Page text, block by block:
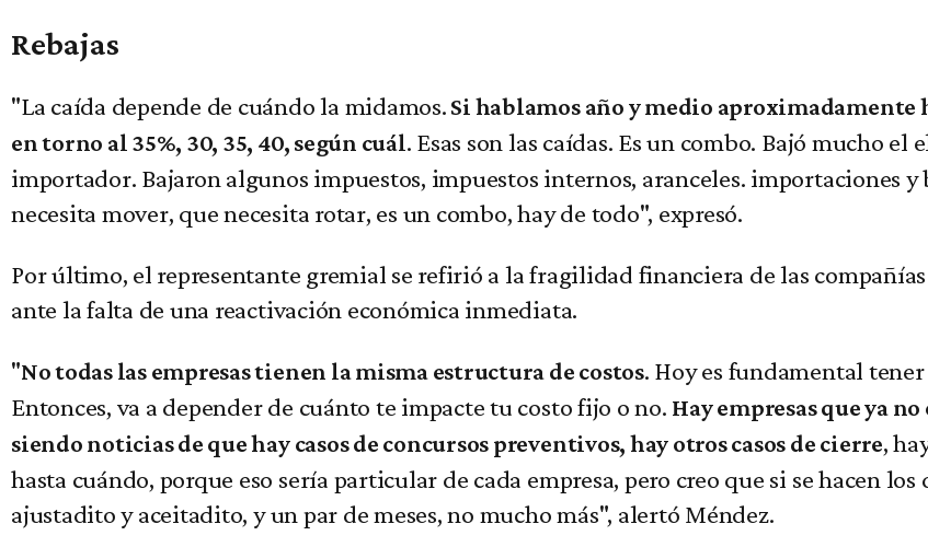
Rebajas
"La caída depende de cuándo la midamos. Si hablamos año y medio aproximadamente
en torno al 35%, 30, 35, 40, según cuál. Esas son las caídas. Es un combo. Bajó mucho
importador. Bajaron algunos impuestos, impuestos internos, aranceles. importaciones
necesita mover, que necesita rotar, es un combo, hay de todo", expresó.
Por último, el representante gremial se refirió a la fragilidad financiera de las
ante la falta de una reactivación económica inmediata.
"No todas las empresas tienen la misma estructura de costos. Hoy es fundamental
Entonces, va a depender de cuánto te impacte tu costo fijo o no. Hay empresas que ya
siendo noticias de que hay casos de concursos preventivos, hay otros casos de cierre,
hasta cuándo, porque eso sería particular de cada empresa, pero creo que si se hacen
ajustadito y aceitadito, y un par de meses, no mucho más", alertó Méndez.